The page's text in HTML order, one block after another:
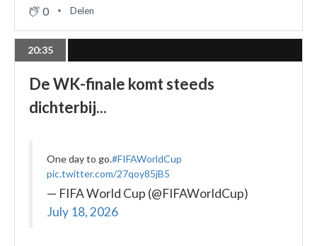
0 Delen
20:35
De WK-finale komt steeds
dichterbij...
One day to go.#FIFAWorldCup
pic.twitter.com/27qoy85jB5
— FIFA World Cup (@FIFAWorldCup)
July 18, 2026